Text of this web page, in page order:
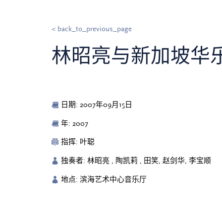
< back_to_previous_page
林昭亮与新加坡华
日期: 2007年09月15日
年: 2007
指挥: 叶聪
独奏者: 林昭亮 , 陶凯莉 , 田笑, 赵剑华, 李宝顺
地点: 滨海艺术中心音乐厅